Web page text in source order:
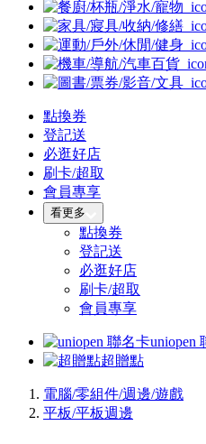
點換券
登記送
必逛好店
刷卡/超取
會員專享
看更多
點換券
登記送
必逛好店
刷卡/超取
會員專享
uniopen
超贈點
電腦/零組件/週邊/遊戲
平板/平板週邊